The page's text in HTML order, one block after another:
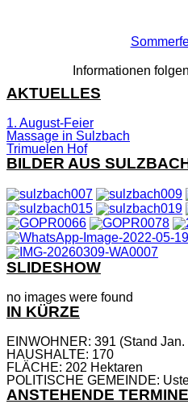
Informationen
AKTUELLES
1. August-Feier
Massage in Sulzbach
Trimuelen Hof
BILDER AUS
SLIDESHOW
no images were found
IN KÜRZE
EINWOHNER: 391 (Stand Jan.
HAUSHALTE: 170
FLÄCHE: 202 Hektaren
POLITISCHE GEMEINDE:
ANSTEHENDE